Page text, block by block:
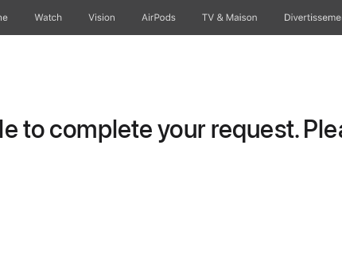
Watch Vision AirPods TV & Maison
to complete your request.